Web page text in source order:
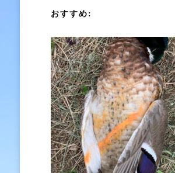
ゲ
ー
シ
ョ
ン
おすすめ: